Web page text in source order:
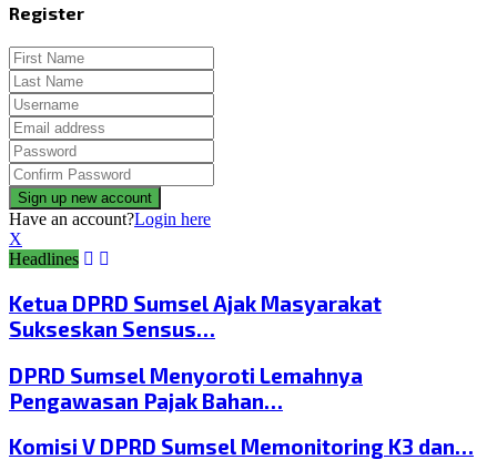
Register
Have an account?Login here
X
Headlines
Ketua DPRD Sumsel Ajak Masyarakat
Sukseskan Sensus…
DPRD Sumsel Menyoroti Lemahnya
Pengawasan Pajak Bahan…
Komisi V DPRD Sumsel Memonitoring K3 dan…